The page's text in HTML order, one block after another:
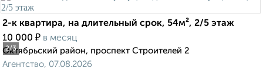
2/3
2-к квартира, на длительный срок, 54м², 2/5 этаж
10 000 ₽ в месяц
Октябрьский район, проспект Строителей 2
Агентство, 07.08.2026